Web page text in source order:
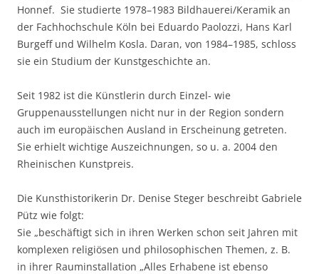
Honnef. Sie studierte 1978–1983 Bildhauerei/Keramik an
der Fachhochschule Köln bei Eduardo Paolozzi, Hans Karl
Burgeff und Wilhelm Kosla. Daran, von 1984–1985, schloss
sie ein Studium der Kunstgeschichte an.
Seit 1982 ist die Künstlerin durch Einzel- wie
Gruppenausstellungen nicht nur in der Region sondern
auch im europäischen Ausland in Erscheinung getreten.
Sie erhielt wichtige Auszeichnungen, so u. a. 2004 den
Rheinischen Kunstpreis.
Die Kunsthistorikerin Dr. Denise Steger beschreibt Gabriele
Pütz wie folgt:
Sie „beschäftigt sich in ihren Werken schon seit Jahren mit
komplexen religiösen und philosophischen Themen, z. B.
in ihrer Rauminstallation „Alles Erhabene ist ebenso